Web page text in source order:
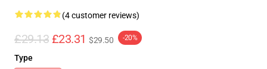
(4 customer reviews)
£29.13 £23.31 $29.50 -20%
Type